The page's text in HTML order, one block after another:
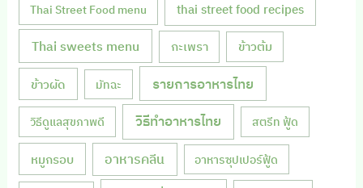
Thai Street Food menu thai street food recipes
Thai sweets menu กะเพรา ข้าวต้ม
ข้าวผัด มัทฉะ รายการอาหารไทย
วิธีดูแลสุขภาพดี วิธีทำอาหารไทย สตรีท ฟู้ด
หมูกรอบ อาหารคลีน อาหารซุปเปอร์ฟู้ด